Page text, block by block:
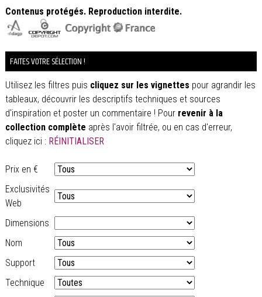
Contenus protégés. Reproduction interdite.
FAITES VOTRE SÉLECTION !
Utilisez les filtres puis cliquez sur les vignettes pour agrandir les
tableaux, découvrir les descriptifs techniques et sources
d'inspiration et poster un commentaire ! Pour revenir à la
collection complète après l'avoir filtrée, ou en cas d'erreur,
cliquez ici : RÉINITIALISER
Prix en €
Exclusivités
Web
Dimensions
Nom
Support
Technique